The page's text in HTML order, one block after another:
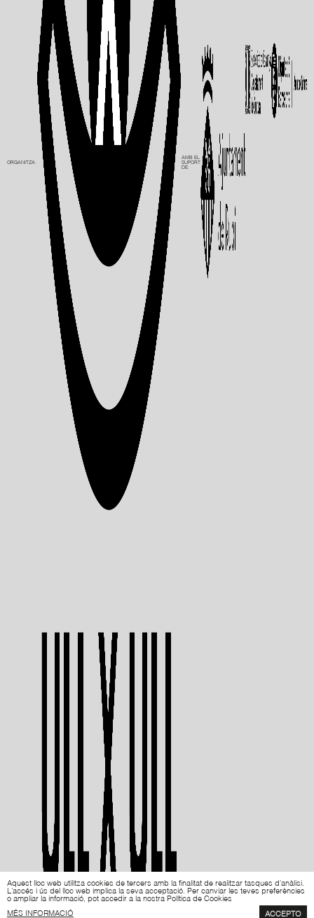
ORGANITZA:
AMB EL
SUPORT
DE:
Aquest lloc web utilitza cookies de tercers amb la finalitat de realitzar tasques d'anàlisi.
L'accés i ús del lloc web implica la seva acceptació. Per canviar les teves preferències
o ampliar la informació, pot accedir a la nostra Política de Cookies
MÉS INFORMACIÓ ACCEPTO